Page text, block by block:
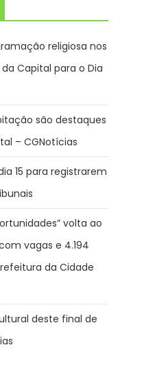
religiosa nos
Capital para o Dia
são destaques
– CGNotícias
15 para registrarem
volta ao
vagas e 4.194
da Cidade
deste final de